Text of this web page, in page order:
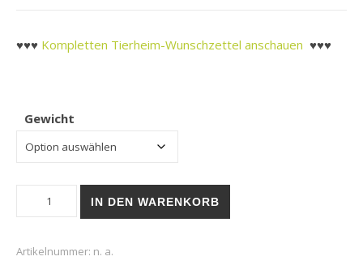
♥♥♥ Kompletten Tierheim-Wunschzettel anschauen ♥♥♥
Gewicht
**Tierheim Crimmitschau | Rinti Kennerfleisch Junior Huhn
IN DEN WARENKORB
Artikelnummer: n. a.